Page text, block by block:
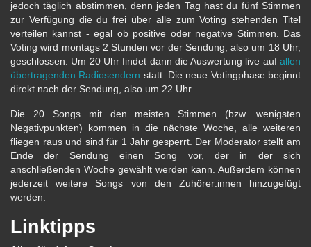
jedoch täglich abstimmen, denn jeden Tag hast du fünf Stimmen
zur Verfügung die du frei über alle zum Voting stehenden Titel
verteilen kannst - egal ob positive oder negative Stimmen. Das
Voting wird montags 2 Stunden vor der Sendung, also um 18 Uhr,
geschlossen. Um 20 Uhr findet dann die Auswertung live auf allen
übertragenden Radiosendern statt. Die neue Votingphase beginnt
direkt nach der Sendung, also um 22 Uhr.
Die 20 Songs mit den meisten Stimmen (bzw. wenigsten
Negativpunkten) kommen in die nächste Woche, alle weiteren
fliegen raus und sind für 1 Jahr gesperrt. Der Moderator stellt am
Ende der Sendung einen Song vor, der in der sich
anschließenden Woche gewählt werden kann. Außerdem können
jederzeit weitere Songs von den Zuhörer:innen hinzugefügt
werden.
Linktipps